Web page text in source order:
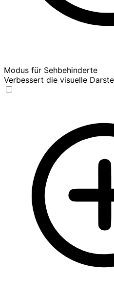
Modus für Sehbehinderte
Verbessert die visuelle